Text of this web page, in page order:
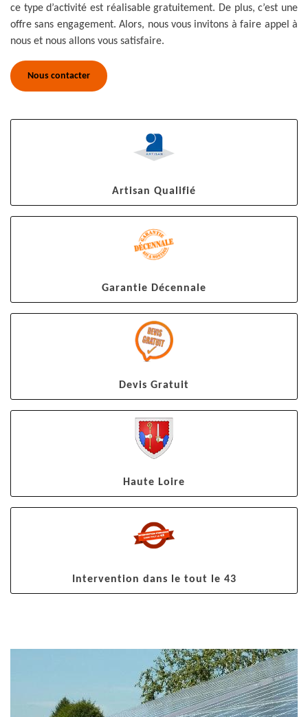
ce type d’activité est réalisable gratuitement. De plus, c’est une
offre sans engagement. Alors, nous vous invitons à faire appel à
nous et nous allons vous satisfaire.
Nous contacter
Artisan Qualifié
Garantie Décennale
Devis Gratuit
Haute Loire
Intervention dans le tout le 43